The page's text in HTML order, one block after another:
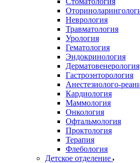
Неврология
Травматология
Урология
Гематология
Эндокринология
Дерматовенерология
Гастроэнторология
Анестезиолого-
Кардиология
Маммология
Онкология
Офтальмология
Проктология
Терапия
Флебология
Детское отделение